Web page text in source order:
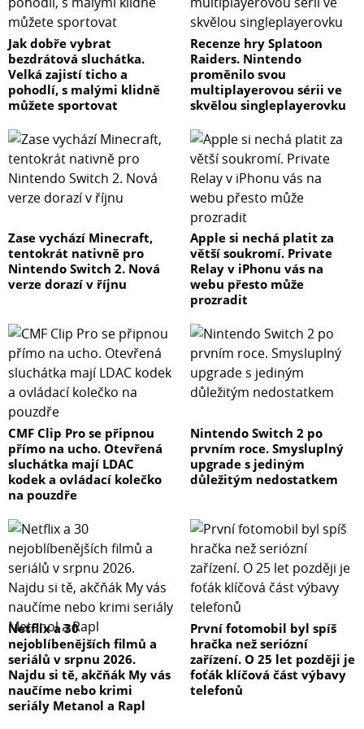
Jak dobře vybrat
bezdrátová sluchátka.
Velká zajistí ticho a
pohodlí, s malými klidně
můžete sportovat
Recenze hry Splatoon
Raiders. Nintendo
proměnilo svou
multiplayerovou sérii ve
skvělou singleplayerovku
Zase vychází Minecraft,
tentokrát nativně pro
Nintendo Switch 2. Nová
verze dorazí v říjnu
Apple si nechá platit za
větší soukromí. Private
Relay v iPhonu vás na
webu přesto může
prozradit
CMF Clip Pro se připnou
přímo na ucho. Otevřená
sluchátka mají LDAC
kodek a ovládací kolečko
na pouzdře
Nintendo Switch 2 po
prvním roce. Smysluplný
upgrade s jediným
důležitým nedostatkem
Netflix a 30
nejoblíbenějších filmů a
seriálů v srpnu 2026.
Najdu si tě, akčňák My vás
naučíme nebo krimi
seriály Metanol a Rapl
První fotomobil byl spíš
hračka než seriózní
zařízení. O 25 let později je
foťák klíčová část výbavy
telefonů